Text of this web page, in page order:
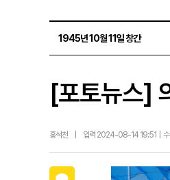
1945년 10월 11일 창간
[포토뉴스]
홍석천 입력 2024-08-14 19:51 |